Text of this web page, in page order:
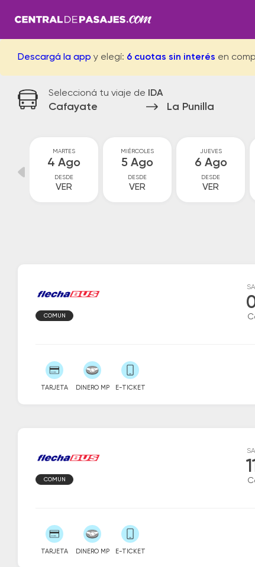
Descargá la app y elegí: 6 cuotas sin interés en
Seleccioná tu viaje de IDA
Cafayate La Punilla
MARTES
4 Ago
DESDE
VER
MIÉRCOLES
5 Ago
DESDE
VER
JUEVES
6 Ago
DESDE
VER
COMUN
TARJETA DINERO MP E-TICKET
COMUN
TARJETA DINERO MP E-TICKET